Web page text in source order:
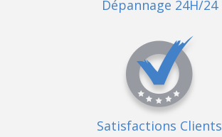
Dépannage 24H/24
Satisfactions Clients